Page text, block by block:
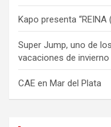
Kapo presenta “REINA
Super Jump, uno de
vacaciones de invierno
CAE en Mar del Plata